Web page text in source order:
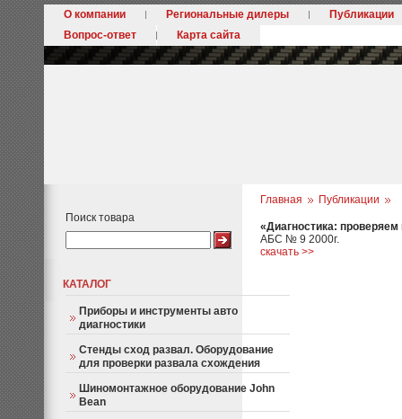
О компании Региональные дилеры
Публикации
Вопрос-ответ
Карта сайта
Поиск товара
КАТАЛОГ
Приборы и инструменты авто
диагностики
Стенды сход развал. Оборудование
для проверки развала схождения
Шиномонтажное оборудование John
Bean
Главная Публикации
«Диагностика:
АБС № 9 2000г.
скачать >>